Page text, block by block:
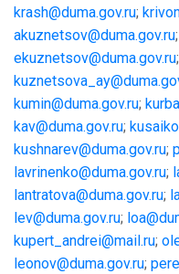
krash@duma.gov.ru;
akuznetsov@duma.gov.ru;
ekuznetsov@duma.gov.ru;
kumin@duma.gov.ru;
kav@duma.gov.ru;
kushnarev@duma.gov.ru;
lavrinenko@duma.gov.ru;
lantratova@duma.gov.ru;
lev@duma.gov.ru;
kupert_andrei@mail.ru;
leonov@duma.gov.ru;